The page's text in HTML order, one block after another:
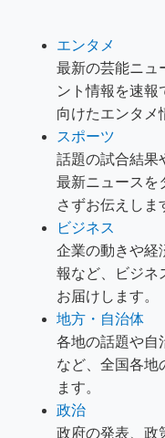
エンタメ
最新の芸能ニュ
ント情報を速報
向けたエンタメ
スポーツ
話題の試合結果
最新ニュースを
さずお伝えしま
ビジネス
企業の動きや経
報など、ビジネ
お届けします。
地方・自治体
各地の話題や自
など、全国各地
ます。
政治
政府の発表、政